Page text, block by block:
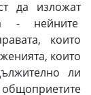
да изложат
- нейните
които
които
ли